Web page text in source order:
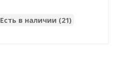
Есть в наличии (21)